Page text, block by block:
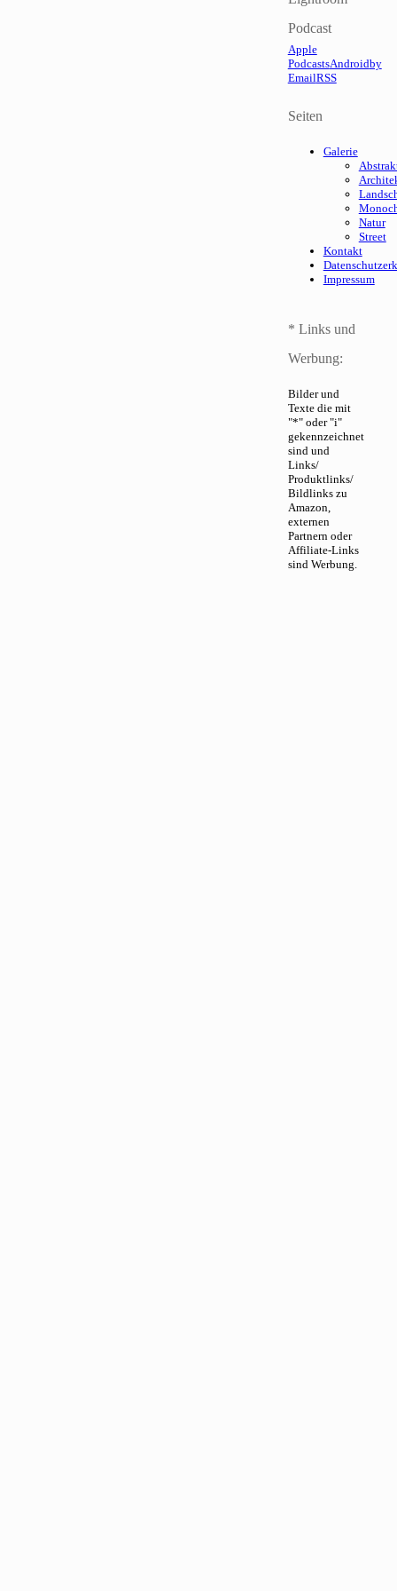
Podcast
Apple
PodcastsAndroidby
EmailRSS
Seiten
Galerie
Natur
Street
Kontakt
Impressum
* Links und
Werbung:
Bilder und
Texte die mit
"*" oder "i"
gekennzeichnet
sind und
Links/
Produktlinks/
Bildlinks zu
Amazon,
externen
Partnern oder
Affiliate-Links
sind Werbung.